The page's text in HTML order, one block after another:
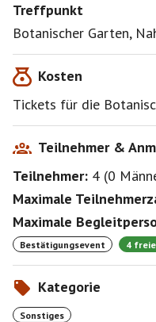
reservix erhalten,
:https://
fuer-die-botanische-
Treffpunkt
Botanischer Garten,
Kosten
Tickets für die
Teilnehmer &
Teilnehmer: 4 (0
Maximale
Maximale
Bestätigungsevent 4
Kategorie
Sonstiges